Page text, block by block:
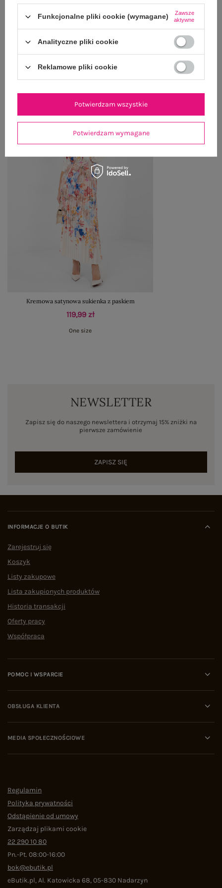
ZWROTY I REKLAMACJE
OSTATNIO OGLĄDANE
Zobacz wszystko
Kremowa satynowa sukienka z paskiem
119,99 zł
One size
NEWSLETTER
Zapisz się do naszego newslettera i otrzymaj 15% zniżki na
pierwsze zamówienie
ZAPISZ SIĘ
INFORMACJE O BUTIK
Zarejestruj się
Koszyk
Listy zakupowe
Lista zakupionych produktów
Historia transakcji
Oferty pracy
Współpraca
POMOC I WSPARCIE
OBSŁUGA KLIENTA
MEDIA SPOŁECZNOŚCIOWE
Regulamin
Polityka prywatności
Odstąpienie od umowy
Zarządzaj plikami cookie
22 290 10 80
Pn.-Pt. 08:00-16:00
bok@ebutik.pl
eButik.pl,Al. Katowicka 68,05-830 Nadarzyn
Funkcjonalne pliki cookie (wymagane)
Zawsze
aktywne
Analityczne pliki cookie
Reklamowe pliki cookie
Potwierdzam wymagane
Potwierdzam wszystkie